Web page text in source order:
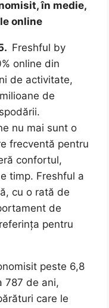
în medie,
online
Freshful by
online din
de activitate,
de
nu mai sunt o
frecventă pentru
confortul,
timp. Freshful a
cu o rată de
de
pentru
peste 6,8
787 de ani,
care le